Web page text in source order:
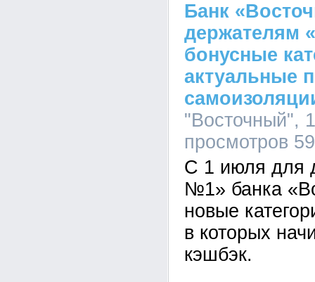
Банк
держателям
бонусные
актуальные
"Восточный",
просмотров
С 1 июля для
№1» банка
новые
в которых
кэшбэк.